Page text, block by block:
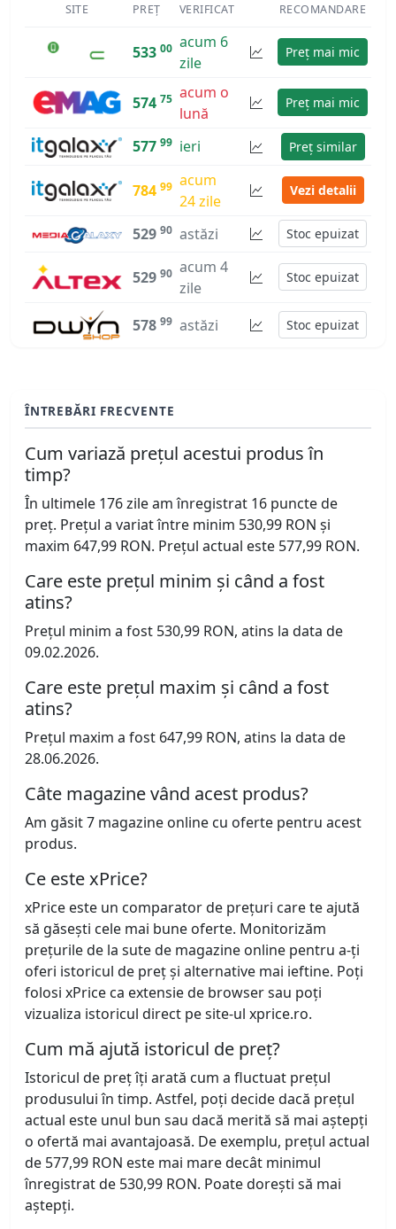
SITE PREȚ VERIFICAT RECOMANDARE
533 00 acum 6
zile
Preț mai mic
574 75 acum o
lună
Preț mai mic
577 99 ieri Preț similar
784 99 acum
24 zile
Vezi detalii
529 90 astăzi Stoc epuizat
529 90 acum 4
zile
Stoc epuizat
578 99 astăzi Stoc epuizat
ÎNTREBĂRI FRECVENTE
Cum variază prețul acestui produs în
timp?
În ultimele 176 zile am înregistrat 16 puncte de
preț. Prețul a variat între minim 530,99 RON și
maxim 647,99 RON. Prețul actual este 577,99 RON.
Care este prețul minim și când a fost
atins?
Prețul minim a fost 530,99 RON, atins la data de
09.02.2026.
Care este prețul maxim și când a fost
atins?
Prețul maxim a fost 647,99 RON, atins la data de
28.06.2026.
Câte magazine vând acest produs?
Am găsit 7 magazine online cu oferte pentru acest
produs.
Ce este xPrice?
xPrice este un comparator de prețuri care te ajută
să găsești cele mai bune oferte. Monitorizăm
prețurile de la sute de magazine online pentru a-ți
oferi istoricul de preț și alternative mai ieftine. Poți
folosi xPrice ca extensie de browser sau poți
vizualiza istoricul direct pe site-ul xprice.ro.
Cum mă ajută istoricul de preț?
Istoricul de preț îți arată cum a fluctuat prețul
produsului în timp. Astfel, poți decide dacă prețul
actual este unul bun sau dacă merită să mai aștepți
o ofertă mai avantajoasă. De exemplu, prețul actual
de 577,99 RON este mai mare decât minimul
înregistrat de 530,99 RON. Poate dorești să mai
aștepți.